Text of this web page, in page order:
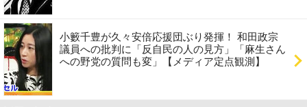
小籔千豊が久々安倍応援団ぶり発揮！ 和田政宗
議員への批判に「反自民の人の見方」「麻生さん
への野党の質問も変」【メディア定点観測】